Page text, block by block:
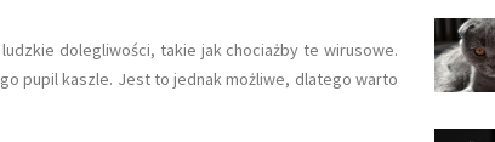
dolegliwości, takie jak chociażby te wirusowe.
pupil kaszle. Jest to jednak możliwe, dlatego warto